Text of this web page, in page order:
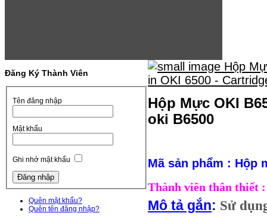
Đăng Ký Thành Viên
Tên đăng nhập
Mật khẩu
Ghi nhớ mật khẩu
Quên mật khẩu?
Quên tên đăng nhập?
Hộp Mực OKI
oki B6500
Mã sản phẩm : Hộp
Thành viên thân thiết
Mô tả gắn: Sử